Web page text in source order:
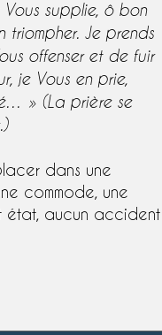
supplie, ô bon
triompher. Je prends
offenser et de fuir
je Vous en prie,
» (La prière se
dans une
commode, une
état, aucun accident